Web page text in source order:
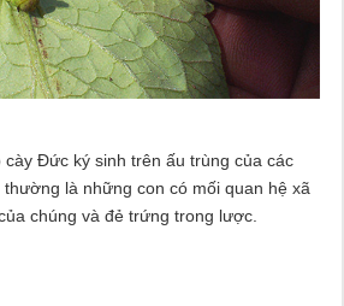
Đức ký sinh trên ấu trùng của các
là những con có mối quan hệ xã
chúng và đẻ trứng trong lược.